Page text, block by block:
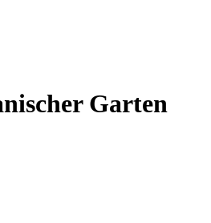
Garten